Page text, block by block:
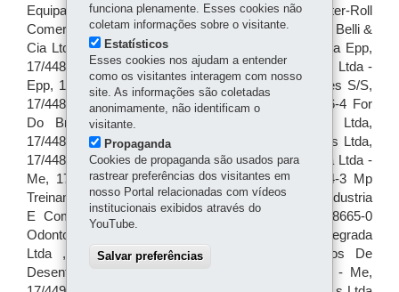
funciona plenamente. Esses cookies não
coletam informações sobre o visitante.
Estatísticos
Esses cookies nos ajudam a entender
como os visitantes interagem com nosso
site. As informações são coletadas
anonimamente, não identificam o
visitante.
Propaganda
Cookies de propaganda são usados para
rastrear preferências dos visitantes em
nosso Portal relacionadas com vídeos
institucionais exibidos através do
YouTube.
Salvar preferências